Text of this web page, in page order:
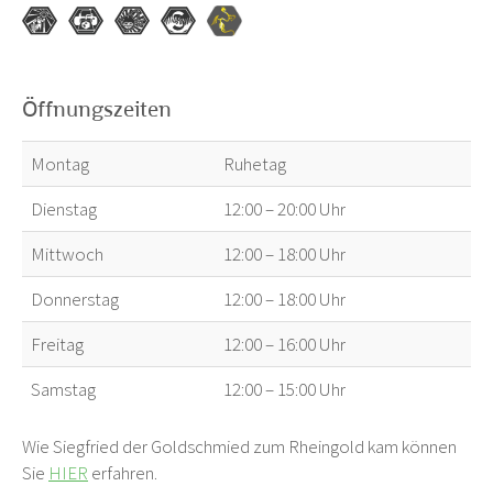
Öffnungszeiten
Montag
Ruhetag
Dienstag
12:00 – 20:00 Uhr
Mittwoch
12:00 – 18:00 Uhr
Donnerstag
12:00 – 18:00 Uhr
Freitag
12:00 – 16:00 Uhr
Samstag
12:00 – 15:00 Uhr
Wie Siegfried der Goldschmied zum Rheingold kam können
Sie HIER erfahren.